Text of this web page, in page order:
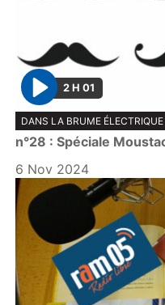
P
l
a
y
2 H 01
DANS LA BRUME ÉLECTRIQUE
n°28 : Spéciale
6 Nov 2024